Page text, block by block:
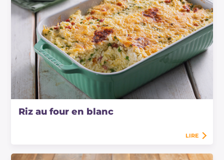
Riz au four en blanc
LIRE